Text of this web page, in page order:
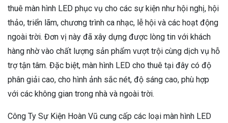
thuê màn hình LED phục vụ cho các sự kiện như hội nghị, hội
thảo, triển lãm, chương trình ca nhạc, lễ hội và các hoạt động
ngoài trời. Đơn vị này đã xây dựng được lòng tin với khách
hàng nhờ vào chất lượng sản phẩm vượt trội cùng dịch vụ hỗ
trợ tận tâm. Đặc biệt, màn hình LED cho thuê tại đây có độ
phân giải cao, cho hình ảnh sắc nét, độ sáng cao, phù hợp
với các không gian trong nhà và ngoài trời.
Công Ty Sự Kiện Hoàn Vũ cung cấp các loại màn hình LED